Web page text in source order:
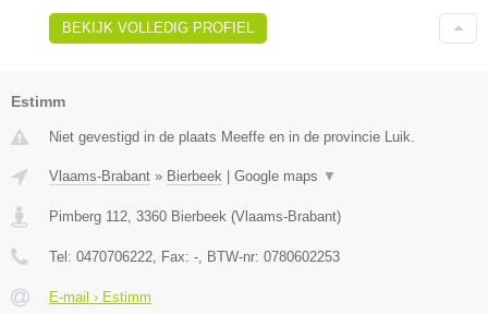
BEKIJK VOLLEDIG PROFIEL
Estimm
Niet gevestigd in de plaats Meeffe en in de provincie Luik.
Vlaams-Brabant » Bierbeek Google maps ▼
Pimberg 112 3360 Bierbeek (Vlaams-Brabant)
Tel: 0470706222 , Fax: - , BTW-nr: 0780602253
E-mail › Estimm